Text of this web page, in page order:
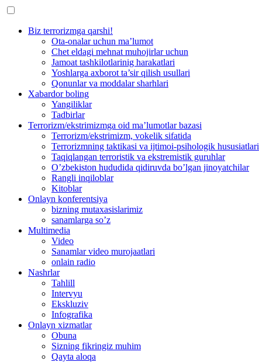
Biz terrorizmga qarshi!
Ota-onalar uchun ma’lumot
Chet eldagi mehnat muhojirlar uchun
Jamoat tashkilotlarinig harakatlari
Yoshlarga axborot ta’sir qilish usullari
Qonunlar va moddalar sharhlari
Xabardor boling
Yangiliklar
Tadbirlar
Terrorizm/ekstrimizmga oid ma’lumotlar bazasi
Terrorizm/ekstrimizm, vokelik sifatida
Terrorizmning taktikasi va ijtimoi-psihologik hususiatlari
Taqiqlangan terroristik va ekstremistik guruhlar
O’zbekiston hududida qidiruvda bo’lgan jinoyatchilar
Rangli inqiloblar
Kitoblar
Onlayn konferentsiya
bizning mutaxasislarimiz
sanamlarga so’z
Multimedia
Video
Sanamlar video murojaatlari
onlain radio
Nashrlar
Tahlill
Intervyu
Ekskluziv
Infografika
Оnlayn xizmatlar
Obuna
Sizning fikringiz muhim
Qayta aloqa